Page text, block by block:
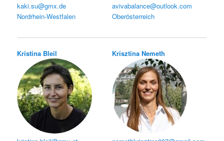
kaki.su@gmx.de
Nordrhein-Westfalen
avivabalance@outlook.com
Oberösterreich
Kristina Bleil Krisztina Nemeth